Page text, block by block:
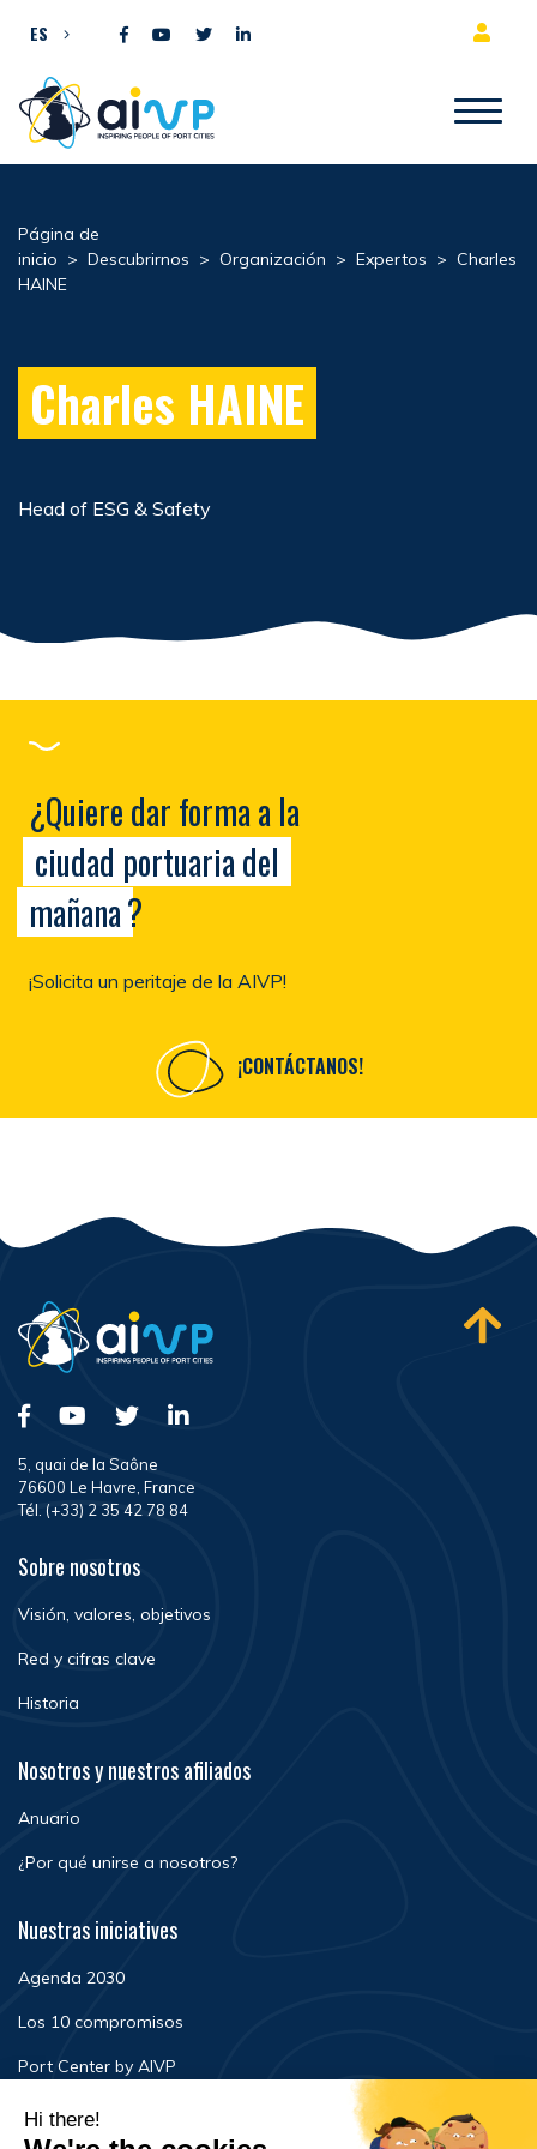
ES
Página de
inicio > Descubrirnos > Organización > Expertos > Charles
HAINE
Charles HAINE
Head of ESG & Safety
¿Quiere dar forma a la
ciudad portuaria del
mañana?
¡Solicita un peritaje de la AIVP!
¡CONTÁCTANOS!
5, quai de la Saône
76600 Le Havre, France
Tél. (+33) 2 35 42 78 84
Sobre nosotros
Visión, valores, objetivos
Red y cifras clave
Historia
Nosotros y nuestros afiliados
Anuario
¿Por qué unirse a nosotros?
Nuestras iniciatives
Agenda 2030
Los 10 compromisos
Port Center by AIVP
Noticias